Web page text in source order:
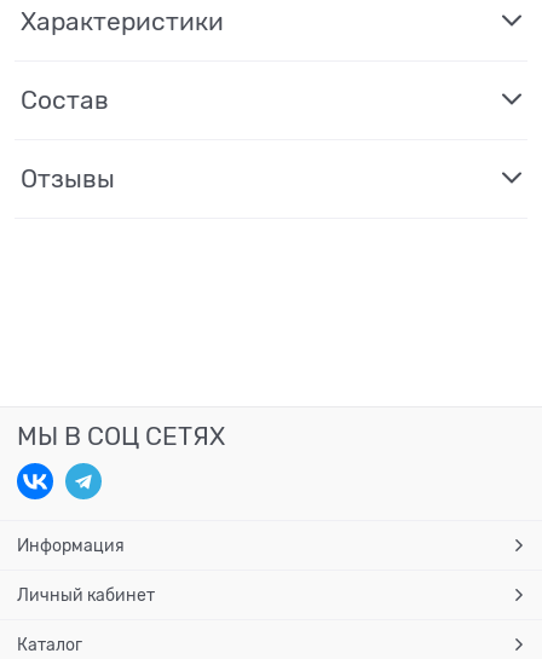
Характеристики
Состав
Отзывы
МЫ В СОЦ СЕТЯХ
Информация
Личный кабинет
Каталог